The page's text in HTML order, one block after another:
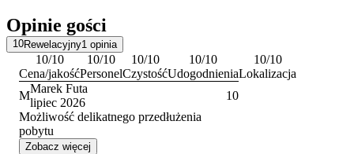
płatności kartą oraz gotówką.
Opinie gości
10Rewelacyjny1 opinia
10/10
Cena/jakość
10/10
Personel
10/10
Czystość
10/10
Udogodnienia
10/10
Lokalizacja
M
Marek Futa
lipiec 2026
10
Możliwość delikatnego przedłużenia
pobytu
Zobacz więcej